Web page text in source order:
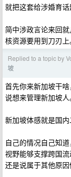
就把这套给涉婚育话
简中涉政言论来回
核资源要用到刀刃上
Replied to a topic by
坡
首先你来新加坡干
说想来管理新加坡人
新加坡体感就是国
自己的情况自己知
视野能够支撑跨国流
还是说属于其他原